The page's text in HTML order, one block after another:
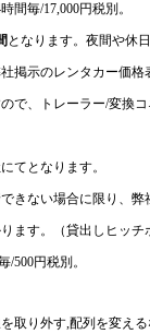
時間毎/17,000円税別。
となります。夜間や休
掲示のレンタカー価
で、トレーラー/変換
てとなります。
きない場合に限り、
ます。（貸出しヒッ
円税別。
り外す,配列を変え